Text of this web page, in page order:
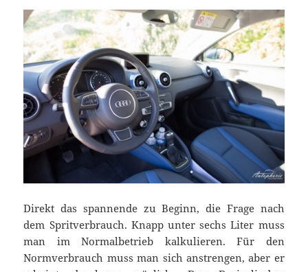
Direkt das spannende zu Beginn, die Frage nach
dem Spritverbrauch. Knapp unter sechs Liter muss
man im Normalbetrieb kalkulieren. Für den
Normverbrauch muss man sich anstrengen, aber er